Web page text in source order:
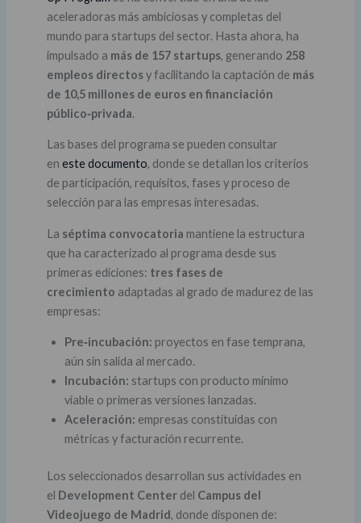
aceleradoras más ambiciosas y completas del
mundo para startups del sector. Hasta ahora, ha
impulsado a más de 157 startups, generando 258
empleos directosy facilitando la captación de más
de 10,5 millones de euros en financiación
público‑privada.
Las bases del programa se pueden consultar
en este documento, donde se detallan los criterios
de participación, requisitos, fases y proceso de
selección para las empresas interesadas.
La séptima convocatoria mantiene la estructura
que ha caracterizado al programa desde sus
primeras ediciones: tres fases de
crecimiento adaptadas al grado de madurez de las
empresas:
Pre‑incubación: proyectos en fase temprana,
aún sin salida al mercado.
Incubación: startups con producto mínimo
viable o primeras versiones lanzadas.
Aceleración: empresas constituidas con
métricas y facturación recurrente.
Los seleccionados desarrollan sus actividades en
el Development Centerdel Campus del
Videojuego de Madrid, donde disponen de: